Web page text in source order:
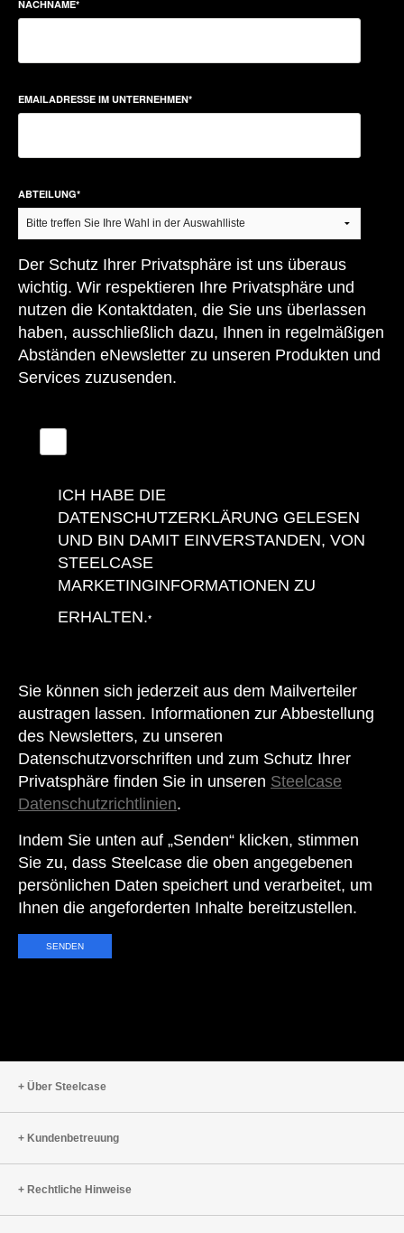
NACHNAME*
EMAILADRESSE IM UNTERNEHMEN*
ABTEILUNG*
Der Schutz Ihrer Privatsphäre ist uns überaus
wichtig. Wir respektieren Ihre Privatsphäre und
nutzen die Kontaktdaten, die Sie uns überlassen
haben, ausschließlich dazu, Ihnen in regelmäßigen
Abständen eNewsletter zu unseren Produkten und
Services zuzusenden.
ICH HABE DIE
DATENSCHUTZERKLÄRUNG GELESEN
UND BIN DAMIT EINVERSTANDEN, VON
STEELCASE
MARKETINGINFORMATIONEN ZU
ERHALTEN.*
Sie können sich jederzeit aus dem Mailverteiler
austragen lassen. Informationen zur Abbestellung
des Newsletters, zu unseren
Datenschutzvorschriften und zum Schutz Ihrer
Privatsphäre finden Sie in unseren Steelcase
Datenschutzrichtlinien.
Indem Sie unten auf „Senden“ klicken, stimmen
Sie zu, dass Steelcase die oben angegebenen
persönlichen Daten speichert und verarbeitet, um
Ihnen die angeforderten Inhalte bereitzustellen.
Über Steelcase
Kundenbetreuung
Rechtliche Hinweise